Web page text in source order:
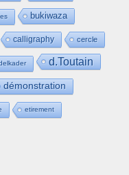
bukiwaza
calligraphy cercle
d.Toutain
démonstration
etirement